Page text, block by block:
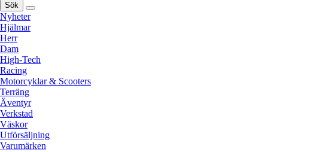
Sök
Nyheter
Hjälmar
Herr
Dam
High-Tech
Racing
Motorcyklar & Scooters
Terräng
Äventyr
Verkstad
Väskor
Utförsäljning
Varumärken